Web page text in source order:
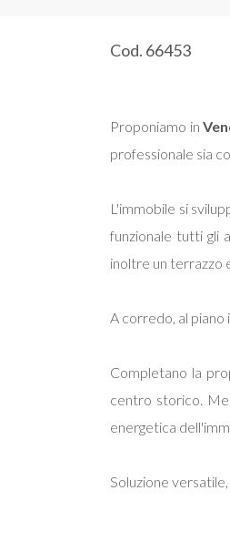
Cod. 66453
Proponiamo in
professionale sia
L'immobile si
funzionale tutti gli
inoltre un terrazzo
A corredo, al piano
Completano la
centro storico.
energetica
Soluzione